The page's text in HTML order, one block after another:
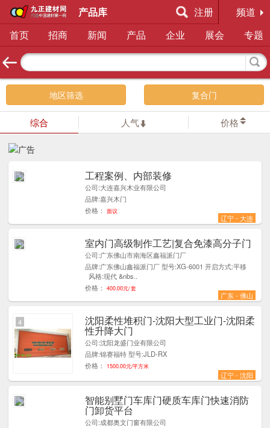
产品库 注册
频道
首页
招商 新闻 产品 企业 展会 专题
地区筛选 复合门
综合 人气 价格
工程案例、内部装修
公司:大连嘉兴木业有限公司
品牌:嘉兴木门
价格：
面议
辽宁 - 大连
1
室内门高级制作工艺|复合免漆高分子门
公司:广东佛山市南海区鑫福派门厂
品牌:广东佛山鑫福派门厂 型号:XG-6001 开启方式:平移
风格:现代 &nbs..
价格：
400.00元/ 套
广东 - 佛山
1
沈阳柔性堆积门-沈阳大型工业门-沈阳柔
性升降大门
公司:沈阳龙盛门业有限公司
品牌:锦赛福特 型号:JLD-RX
价格：
1500.00元/平方米
辽宁 - 沈阳
4
智能别墅门车库门硬质车库门快速消防
门卸货平台
公司:成都奥文门窗有限公司
2